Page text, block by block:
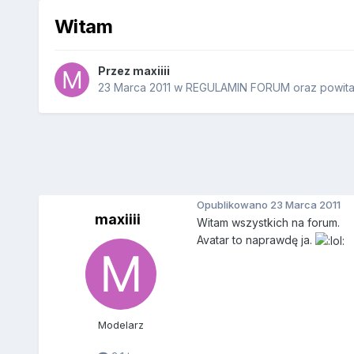
Witam
Przez maxiiii
23 Marca 2011 w REGULAMIN FORUM oraz
maxiiii
Modelarz
Opublikowano 23 Marca 2011
Witam wszystkich na forum.
Avatar to naprawdę ja.